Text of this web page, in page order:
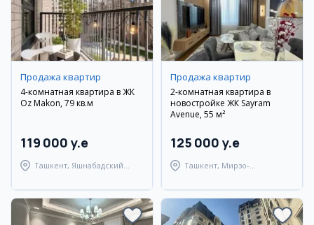
Продажа квартир
4-комнатная квартира в ЖК
Oz Makon, 79 кв.м
119 000 y.e
Ташкент, Яшнабадский
Продажа квартир
2-комнатная квартира в
новостройке ЖК Sayram
Avenue, 55 м²
125 000 y.e
Ташкент, Мирзо-